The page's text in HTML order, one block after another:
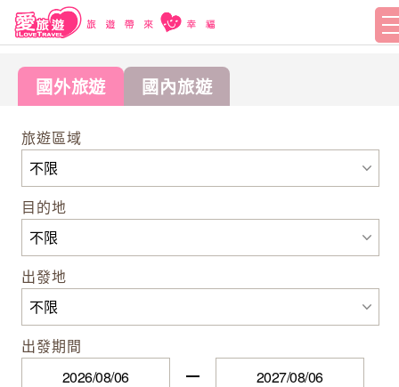
國外旅遊 國內旅遊
旅遊區域
目的地
出發地
出發期間